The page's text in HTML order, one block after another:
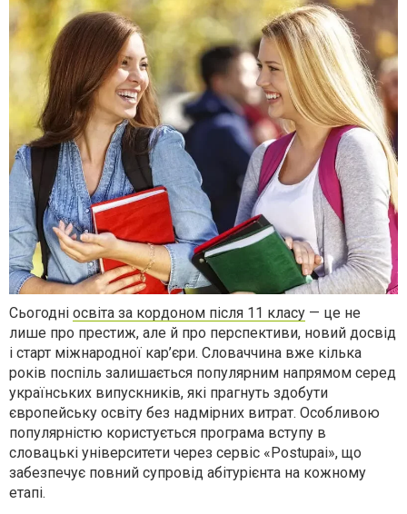
Сьогодні освіта за кордоном після 11 класу — це не
лише про престиж, але й про перспективи, новий досвід
і старт міжнародної кар’єри. Словаччина вже кілька
років поспіль залишається популярним напрямом серед
українських випускників, які прагнуть здобути
європейську освіту без надмірних витрат. Особливою
популярністю користується програма вступу в
словацькі університети через сервіс «Postupai», що
забезпечує повний супровід абітурієнта на кожному
етапі.